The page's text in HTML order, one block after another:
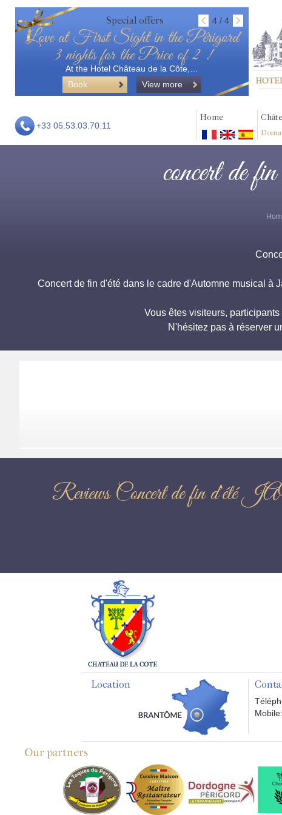
Special offers 4 / 4
Love at First Sight in the Périgord
3 nights for the Price of 2 !
At the Hotel Château de la Côte,…
Book
View more
+33 05.53.03.70.11
Home
concert de
Concert de fin d'été dans le cadre d'Automne musical à
Vous êtes visiteurs,
N'hésitez pas à réserver
Reviews Concert de
Location
Our partners